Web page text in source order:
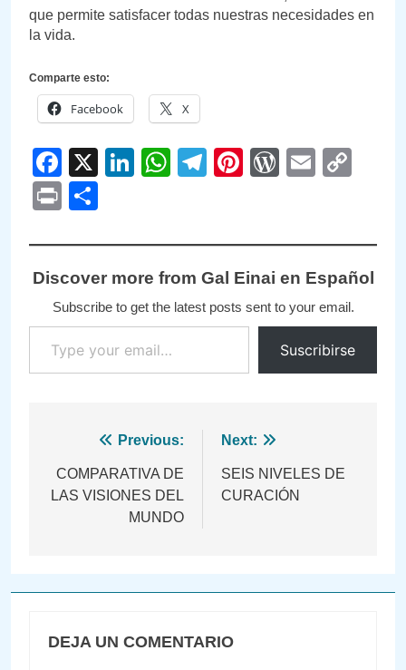
que permite satisfacer todas nuestras necesidades en
la vida.
Comparte esto:
Facebook X
Facebook
X LinkedIn
WhatsApp
Telegram
PinterestEmail
Print
Discover more from Gal Einai en Español
Subscribe to get the latest posts sent to your email.
Type your email…
Suscribirse
Navegación
de
entradas
Previous:
COMPARATIVA DE
LAS VISIONES DEL
MUNDO
Next:
SEIS NIVELES DE
CURACIÓN
DEJA UN COMENTARIO